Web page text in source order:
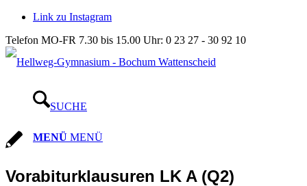
Link zu Instagram
Telefon MO-FR 7.30 bis 15.00 Uhr: 0 23 27 - 30 92 10
SUCHE
MENÜ MENÜ
Vorabiturklausuren LK A (Q2)